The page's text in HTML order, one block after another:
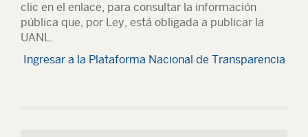
clic en el enlace, para consultar la información
pública que, por Ley, está obligada a publicar la
UANL.
Ingresar a la Plataforma Nacional de Transparencia